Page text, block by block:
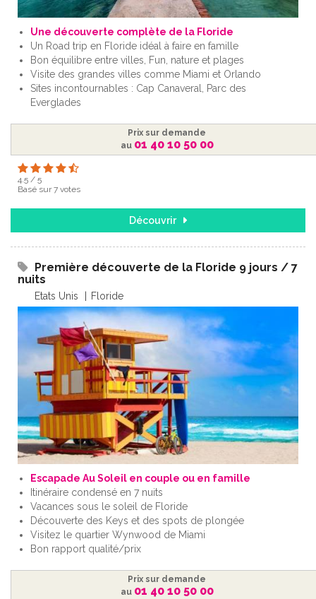
Une découverte complète de la Floride
Un Road trip en Floride idéal à faire en famille
Bon équilibre entre villes, Fun, nature et plages
Visite des grandes villes comme Miami et Orlando
Sites incontournables : Cap Canaveral, Parc des
Everglades
Prix sur demande
au 01 40 10 50 00
4.5 / 5
Basé sur7 votes
Découvrir
Première découverte de la Floride 9 jours / 7
nuits
Etats Unis Floride
Escapade Au Soleil en couple ou en famille
Itinéraire condensé en 7 nuits
Vacances sous le soleil de Floride
Découverte des Keys et des spots de plongée
Visitez le quartier Wynwood de Miami
Bon rapport qualité/prix
Prix sur demande
au 01 40 10 50 00